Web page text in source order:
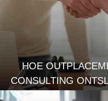
HOE
CONSULTING
WERKNEMERS